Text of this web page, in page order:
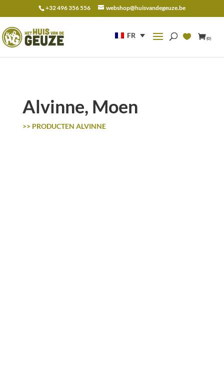
+32 496 356 556 webshop@huisvandegeuze.be
FR (0)
pour :
Alvinne, Moen
>> PRODUCTEN ALVINNE